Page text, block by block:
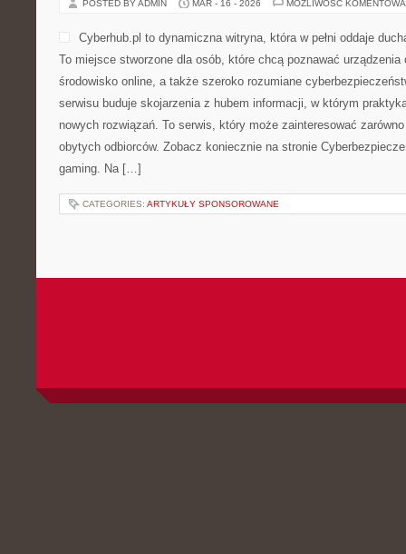
POSTED BY ADMIN MAR - 16 - 2026 MOŻLIWOŚĆ
Cyberhub.pl to dynamiczna witryna, która w pełni oddaje
To miejsce stworzone dla osób, które chcą poznawać urządzenia
środowisko online, a także szeroko rozumiane
serwisu buduje skojarzenia z hubem informacji, w którym
nowych rozwiązań. To serwis, który może zainteresować
obytych odbiorców. Zobacz koniecznie na stronie
gaming. Na […]
CATEGORIES: ARTYKUŁY SPONSOROWANE